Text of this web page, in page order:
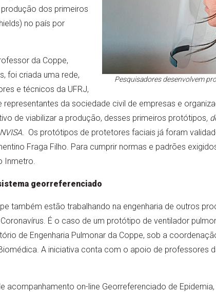
Pesquisadores desenvolvem
produção dos primeiros
no país por
da Coppe,
foi criada uma rede,
e técnicos da UFRJ,
representantes da sociedade civil de empresas e
de viabilizar a produção, desses primeiros protótipos,
Os protótipos de protetores faciais já foram
Fraga Filho. Para cumprir normas e padrões
Inmetro.
georreferenciado
também estão trabalhando na engenharia de outros
É o caso de um protótipo de ventilador
de Engenharia Pulmonar da Coppe, sob a
A iniciativa conta com o apoio de professores
acompanhamento on-line Georreferenciado de